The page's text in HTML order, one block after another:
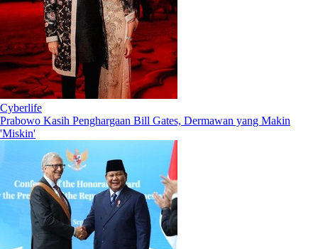
Cyberlife
Prabowo Kasih Penghargaan Bill Gates, Dermawan yang Makin
'Miskin'